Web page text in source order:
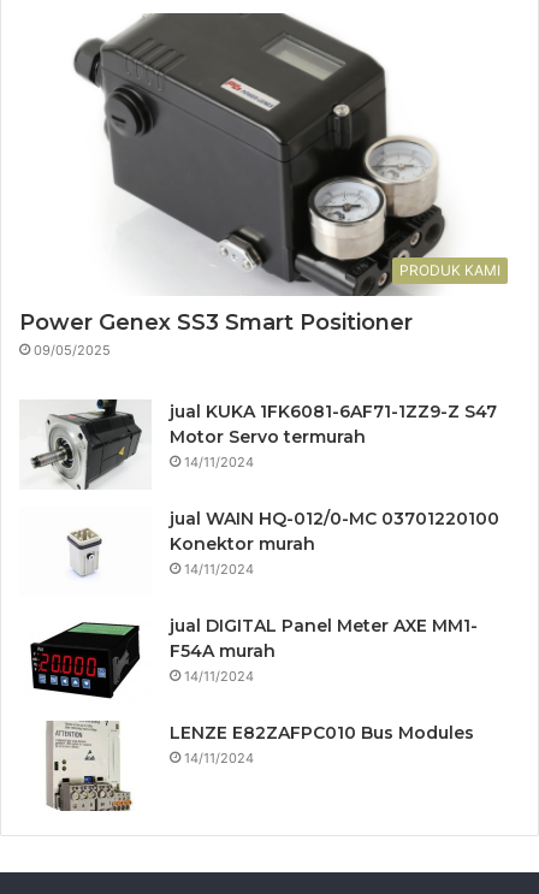
PRODUK KAMI
Power Genex SS3 Smart Positioner
09/05/2025
jual KUKA 1FK6081-6AF71-1ZZ9-Z S47
Motor Servo termurah
14/11/2024
jual WAIN HQ-012/0-MC 03701220100
Konektor murah
14/11/2024
jual DIGITAL Panel Meter AXE MM1-
F54A murah
14/11/2024
LENZE E82ZAFPC010 Bus Modules
14/11/2024